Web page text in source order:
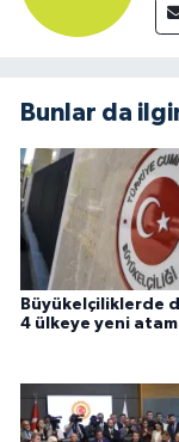
Bunlar da
Büyükelçiliklerde
4 ülkeye yeni